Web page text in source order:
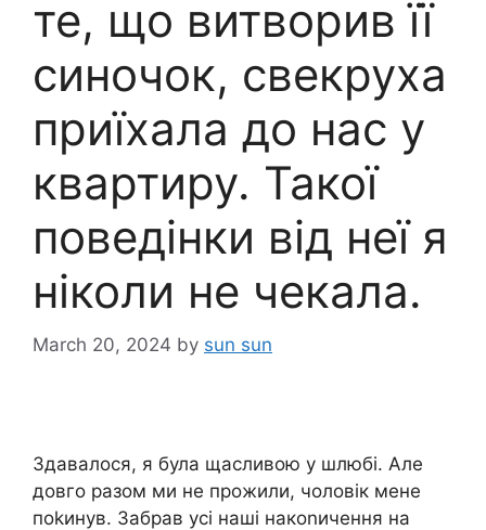
те, що витворив її
синочок, свекруха
приїхала до нас у
квартиру. Такої
поведінки від неї я
ніколи не чекала.
March 20, 2024 by sun sun
Здавалося, я була щасливою у шлюбі. Але
довго разом ми не прожили, чоловік мене
поkинув. Забрав усі наші накоnичення на